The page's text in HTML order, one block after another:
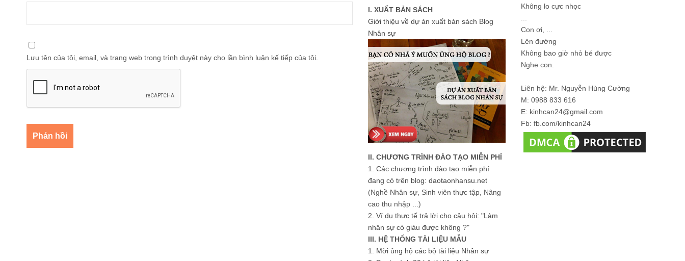
Lưu tên của tôi, email, và trang web trong trình duyệt này cho lần bình luận kế tiếp của tôi.
I. XUẤT BẢN SÁCH
Giới thiệu về dự án xuất bản sách Blog
Nhân sự
II. CHƯƠNG TRÌNH ĐÀO TẠO MIỄN PHÍ
1. Các chương trình đào tạo miễn phí
đang có trên blog: daotaonhansu.net
(Nghề Nhân sự, Sinh viên thực tập, Nâng
cao thu nhập ...)
2. Ví dụ thực tế trả lời cho câu hỏi: "Làm
nhân sự có giàu được không ?"
III. HỆ THỐNG TÀI LIỆU MẪU
1. Mời ủng hộ các bộ tài liệu Nhân sự
Không lo cực nhọc
Con ơi, ...
Lên đường
Không bao giờ nhỏ bé được
Nghe con.
Liên hệ: Mr. Nguyễn Hùng Cường
M: 0988 833 616
E: kinhcan24@gmail.com
Fb: fb.com/kinhcan24